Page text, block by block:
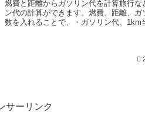
燃費と距離からガソリン代を計算旅行な
ン代の計算ができます。燃費、距離、ガ
数を入れることで、・ガソリン代、1km
サーリンク